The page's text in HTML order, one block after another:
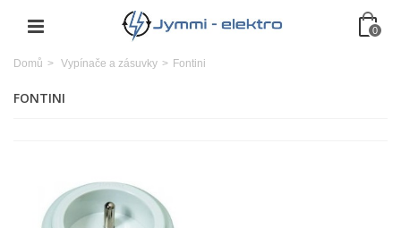
0
Domů > Vypínače a zásuvky > Fontini
FONTINI